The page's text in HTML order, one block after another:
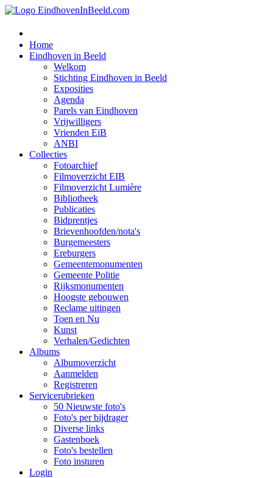
Home
Eindhoven in Beeld
Welkom
Stichting Eindhoven in Beeld
Exposities
Agenda
Parels van Eindhoven
Vrijwilligers
Vrienden EiB
ANBI
Collecties
Fotoarchief
Filmoverzicht EIB
Filmoverzicht Lumière
Bibliotheek
Publicaties
Bidprentjes
Brievenhoofden/nota's
Burgemeesters
Ereburgers
Gemeentemonumenten
Gemeente Politie
Rijksmonumenten
Hoogste gebouwen
Reclame uitingen
Toen en Nu
Kunst
Verhalen/Gedichten
Albums
Albumoverzicht
Aanmelden
Registreren
Servicerubrieken
50 Nieuwste foto's
Foto's per bijdrager
Diverse links
Gastenboek
Foto's bestellen
Foto insturen
Login